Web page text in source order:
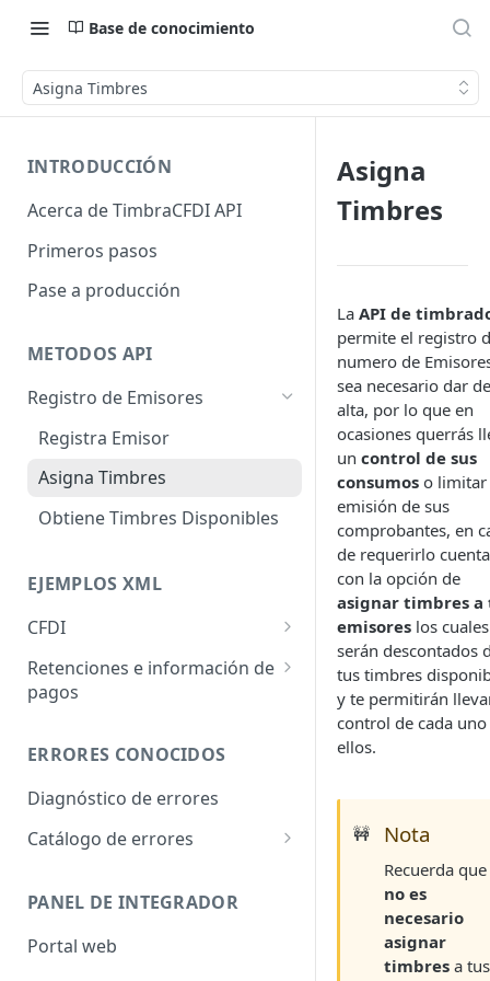
Base de conocimiento
Asigna Timbres
INTRODUCCIÓN
Acerca de TimbraCFDI API
Primeros pasos
Pase a producción
METODOS API
Registro de Emisores
Registra Emisor
Asigna Timbres
Obtiene Timbres Disponibles
EJEMPLOS XML
CFDI
Ingreso
Complementos
vehículos
Persona física integrante de
Pago en especie
Otros derechos e impuestos
Retenciones e información de
pagos
Complementos
Sector financiero
Premios
Planes de retiro
Pagos a extranjeros
ERRORES CONOCIDOS
Diagnóstico de errores
Catálogo de errores
409005
409007
PANEL DE INTEGRADOR
Portal web
Asigna
Timbres
La API de
permite el registro
numero de
sea necesario dar de
alta, por lo que en
ocasiones querrás
un control de sus
consumos o limitar
emisión de sus
comprobantes, en
de requerirlo
con la opción de
asignar timbres a
emisores los cuales
serán descontados
tus timbres
y te permitirán
control de cada uno
ellos.
🚧 Nota
Recuerda que
no es
necesario
asignar
timbres a tus